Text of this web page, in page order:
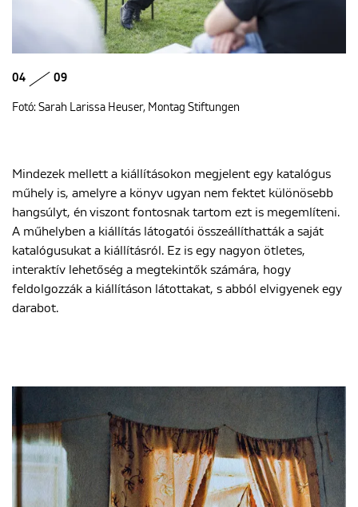
04 09
Fotó: Sarah Larissa Heuser, Montag Stiftungen
Mindezek mellett a kiállításokon megjelent egy katalógus
műhely is, amelyre a könyv ugyan nem fektet különösebb
hangsúlyt, én viszont fontosnak tartom ezt is megemlíteni.
A műhelyben a kiállítás látogatói összeállíthatták a saját
katalógusukat a kiállításról. Ez is egy nagyon ötletes,
interaktív lehetőség a megtekintők számára, hogy
feldolgozzák a kiállításon látottakat, s abból elvigyenek egy
darabot.